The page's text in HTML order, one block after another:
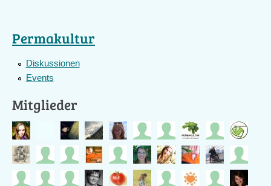
Permakultur
Diskussionen
Events
Mitglieder